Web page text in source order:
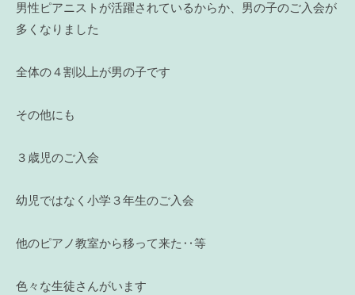
男性ピアニストが活躍されているからか、男の子のご入会が
多くなりました
全体の４割以上が男の子です
その他にも
３歳児のご入会
幼児ではなく小学３年生のご入会
他のピアノ教室から移って来た‥等
色々な生徒さんがいます